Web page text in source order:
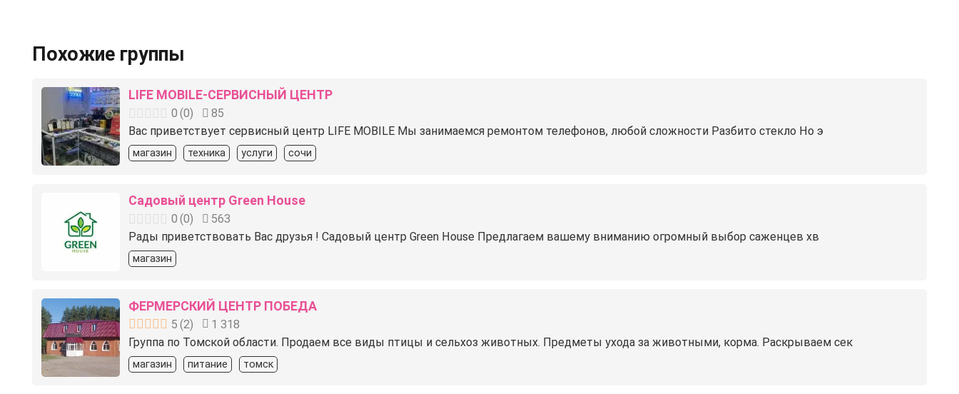
Похожие группы
LIFE MOBILE-СЕРВИСНЫЙ ЦЕНТР
0 (0)
85
Вас приветствует сервисный центр LIFE MOBILE Мы занимаемся ремонтом телефонов, любой сложности Разбито стекло Но э
магазин техника услуги сочи
Садовый центр Green House
0 (0)
563
Рады приветствовать Вас друзья ! Садовый центр Green House Предлагаем вашему вниманию огромный выбор саженцев хв
магазин
ФЕРМЕРСКИЙ ЦЕНТР ПОБЕДА
5 (2)
1 318
Группа по Томской области. Продаем все виды птицы и сельхоз животных. Предметы ухода за животными, корма. Раскрываем сек
магазин питание томск